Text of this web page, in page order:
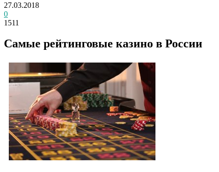
27.03.2018
0
1511
Самые рейтинговые казино в России